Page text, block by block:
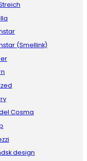
(Smellink)
Cosma
design